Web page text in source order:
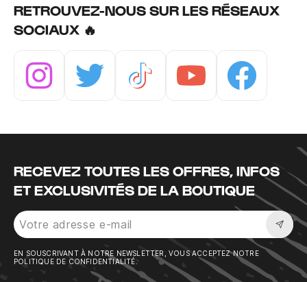
RETROUVEZ-NOUS SUR LES RÉSEAUX
SOCIAUX 🔥
RECEVEZ TOUTES LES OFFRES, INFOS
ET EXCLUSIVITÉS DE LA BOUTIQUE
EN SOUSCRIVANT À NOTRE NEWSLETTER, VOUS ACCEPTEZ NOTRE
POLITIQUE DE CONFIDENTIALITÉ.